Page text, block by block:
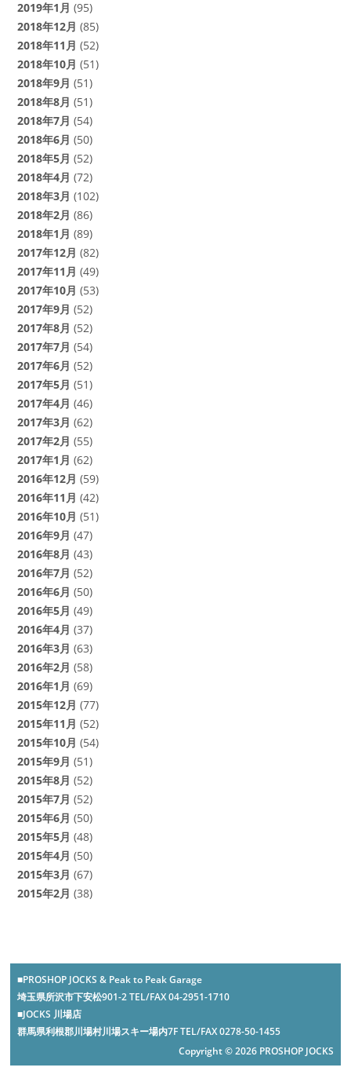
2019年1月 (95)
2018年12月 (85)
2018年11月 (52)
2018年10月 (51)
2018年9月 (51)
2018年8月 (51)
2018年7月 (54)
2018年6月 (50)
2018年5月 (52)
2018年4月 (72)
2018年3月 (102)
2018年2月 (86)
2018年1月 (89)
2017年12月 (82)
2017年11月 (49)
2017年10月 (53)
2017年9月 (52)
2017年8月 (52)
2017年7月 (54)
2017年6月 (52)
2017年5月 (51)
2017年4月 (46)
2017年3月 (62)
2017年2月 (55)
2017年1月 (62)
2016年12月 (59)
2016年11月 (42)
2016年10月 (51)
2016年9月 (47)
2016年8月 (43)
2016年7月 (52)
2016年6月 (50)
2016年5月 (49)
2016年4月 (37)
2016年3月 (63)
2016年2月 (58)
2016年1月 (69)
2015年12月 (77)
2015年11月 (52)
2015年10月 (54)
2015年9月 (51)
2015年8月 (52)
2015年7月 (52)
2015年6月 (50)
2015年5月 (48)
2015年4月 (50)
2015年3月 (67)
2015年2月 (38)
■PROSHOP JOCKS & Peak to Peak Garage
埼玉県所沢市下安松901-2 TEL/FAX 04-2951-1710
■JOCKS 川場店
群馬県利根郡川場村川場スキー場内7F TEL/FAX 0278-50-1455
Copyright © 2026 PROSHOP JOCKS